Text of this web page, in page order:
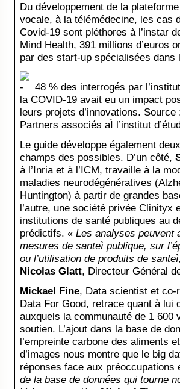
Du développement de la
vocale, à la télémédecine, les cas
Covid-19 sont pléthores à l’instar
Mind Health, 391 millions d’euros
par des start-up spécialisées dans
48 % des interrogés par
la COVID-19 avait eu un impact
leurs projets d’innovations.
Partners associés aÌ l’institut
Le guide développe également
champs des possibles. D’un côté,
à l’Inria et à l’ICM, travaille à la
maladies neurodégénératives
Huntington) à partir de grandes
l’autre, une société privée Clinityx
institutions de santé publiques au
prédictifs. « Les analyses peuvent
mesures de santeì publique, sur
ou l’utilisation de produits de
Nicolas Glatt, Directeur Général
Mickael Fine, Data scientist et co-
Data For Good, retrace quant à lui
auxquels la communauté de 1 600
soutien. L’ajout dans la base de
l’empreinte carbone des aliments
d’images nous montre que le big
réponses face aux
de la base de données qui tourne